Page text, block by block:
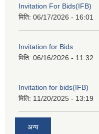
Invitation For Bids(IFB)
मिति: 06/17/2026 - 16:01
Invitation for Bids
मिति: 06/16/2026 - 11:32
Invitation for bids(IFB)
मिति: 11/20/2025 - 13:19
अन्य